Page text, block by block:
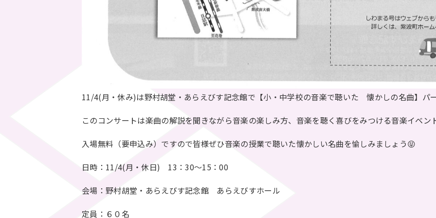
11/4(月・休み)は野村胡堂・あらえびす記念館で【小・中学校の音楽で聴いた 懐かしの名曲】パ
このコンサートは楽曲の解説を聞きながら音楽の楽しみ方、音楽を聴く喜びをみつける音楽イベン
入場無料（要申込み）ですので皆様ぜひ音楽の授業で聴いた懐かしい名曲を愉しみましょう😝
日時：11/4(月・休日) 13：30～15：00
会場：野村胡堂・あらえびす記念館 あらえびすホール
定員：６０名